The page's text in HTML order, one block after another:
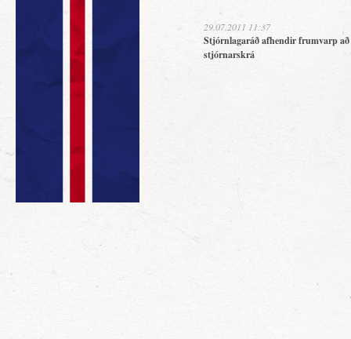
29.07.2011 11:37
Stjórnlagaráð afhendir frumvarp
stjórnarskrá